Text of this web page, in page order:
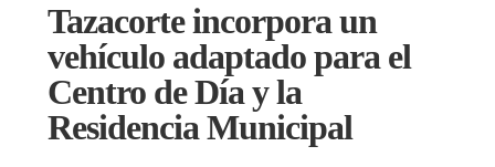
Tazacorte incorpora un
vehículo adaptado para el
Centro de Día y la
Residencia Municipal